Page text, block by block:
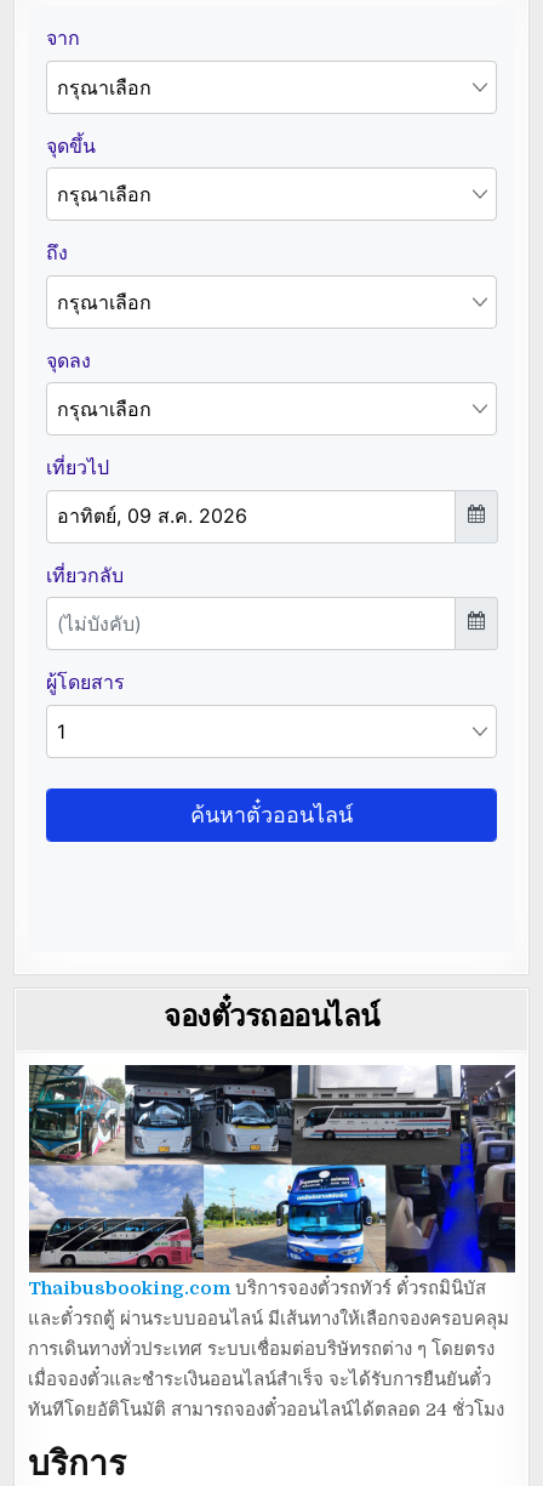
จองตั๋วรถออนไลน์
Thaibusbooking.com บริการจองตั๋วรถทัวร์ ตั๋วรถมินิบัส
และตั๋วรถตู้ ผ่านระบบออนไลน์ มีเส้นทางให้เลือกจองครอบคลุม
การเดินทางทั่วประเทศ ระบบเชื่อมต่อบริษัทรถต่าง ๆ โดยตรง
เมื่อจองตั๋วและชำระเงินออนไลน์สำเร็จ จะได้รับการยืนยันตั๋ว
ทันทีโดยอัติโนมัติ สามารถจองตั๋วออนไลน์ได้ตลอด 24 ชั่วโมง
บริการ